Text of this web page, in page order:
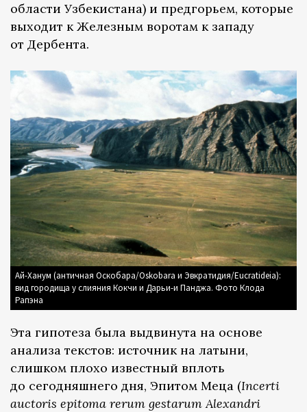
области Узбекистана) и предгорьем, которые
выходит к Железным воротам к западу
от Дербента.
Ай-Ханум (античная Оскобара/Oskobara и Эвкратидия/Eucratideia):
вид городища у слияния Кокчи и Дарьи-и Панджа. Фото Клода
Рапэна
Эта гипотеза была выдвинута на основе
анализа текстов: источник на латыни,
слишком плохо известный вплоть
до сегодняшнего дня, Эпитом Меца (Incerti
auctoris epitoma rerum gestarum Alexandri